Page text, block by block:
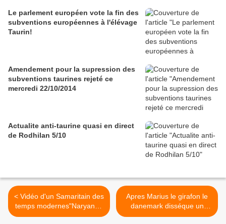
Le parlement européen vote la fin des
subventions européennes à l'élévage
Taurin!
Amendement pour la supression des
subventions taurines rejeté ce
mercredi 22/10/2014
Actualite anti-taurine quasi en direct
de Rodhilan 5/10
< Vidéo d'un Samaritain des
temps modernes"Naryanan
Krishnan
Apres Marius le girafon le
danemark disséque un
Loup ... >